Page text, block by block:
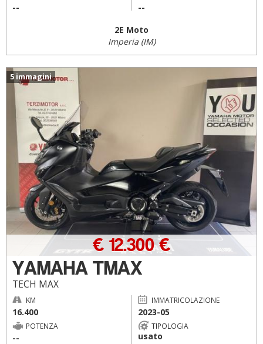
-- --
2E Moto
Imperia (IM)
5 immagini
YAMAHA TMAX
TECH MAX
€ 12.300 €
KM
16.400
IMMATRICOLAZIONE
2023-05
POTENZA
--
TIPOLOGIA
usato